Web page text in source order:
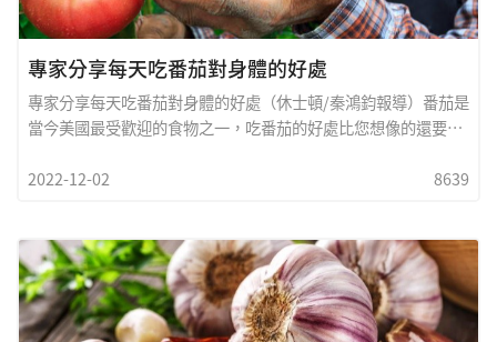
專家分享每天吃番茄對身體的好處
專家分享每天吃番茄對身體的好處（休士頓/秦鴻鈞報導）番茄是
當今美國最受歡迎的食物之一，吃番茄的好處比您想像的還要
色、黃色，甚至紫色。番茄的成分主要是水，一小部分由碳水化
2022-12-02 8639